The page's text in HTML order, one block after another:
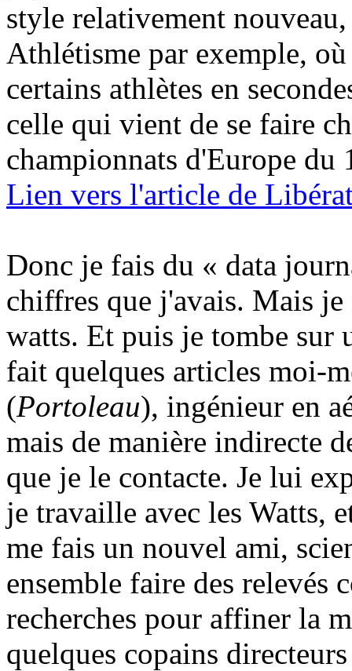
style relativement
Athlétisme par exemple,
certains athlètes en
celle qui vient de se faire
championnats d'Europe du
Lien vers l'article de
Donc je fais du « data
chiffres que j'avais. Mais
watts. Et puis je tombe
fait quelques articles moi-
(Portoleau), ingénieur en
mais de manière indirecte
que je le contacte. Je lui
je travaille avec les Watts,
me fais un nouvel ami,
ensemble faire des relevés
recherches pour affiner la
quelques copains